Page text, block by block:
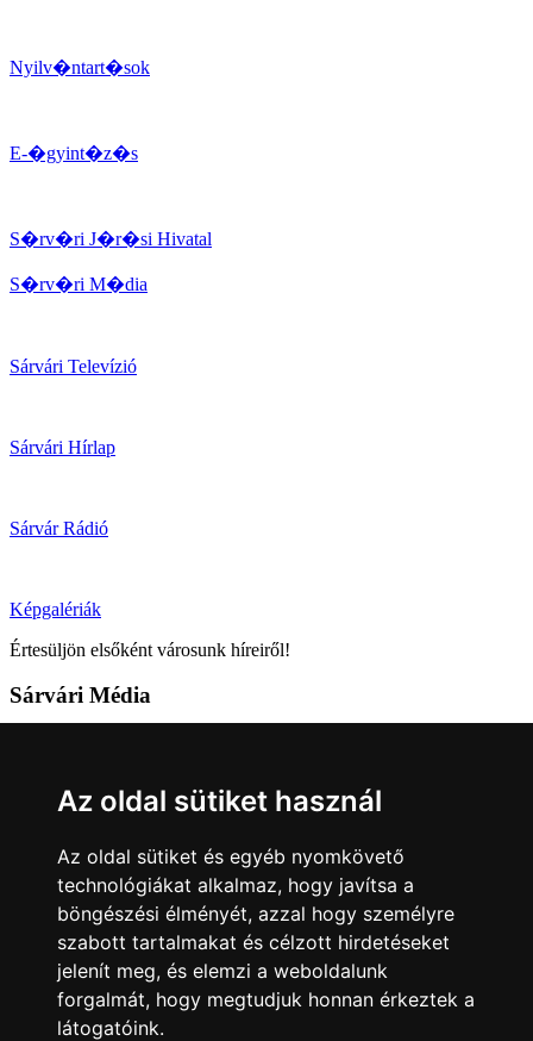
Az oldal sütiket használ
Az oldal sütiket és egyéb nyomkövető
technológiákat alkalmaz, hogy javítsa a
böngészési élményét, azzal hogy személyre
szabott tartalmakat és célzott hirdetéseket
jelenít meg, és elemzi a weboldalunk
forgalmát, hogy megtudjuk honnan érkeztek a
látogatóink.
Nyilv�ntart�sok
E-�gyint�z�s
S�rv�ri J�r�si Hivatal
S�rv�ri M�dia
Sárvári Televízió
Sárvári Hírlap
Sárvár Rádió
Képgalériák
Értesüljön elsőként városunk híreiről!
Sárvári Média
Kövess minket!
Sárvár lendületben Sárvár lendületben
Nyilatkozatok
Impresszum Felhasználási feltételek Adatkezelési tájékoztató
Akadálymentesítési nyilatkozat